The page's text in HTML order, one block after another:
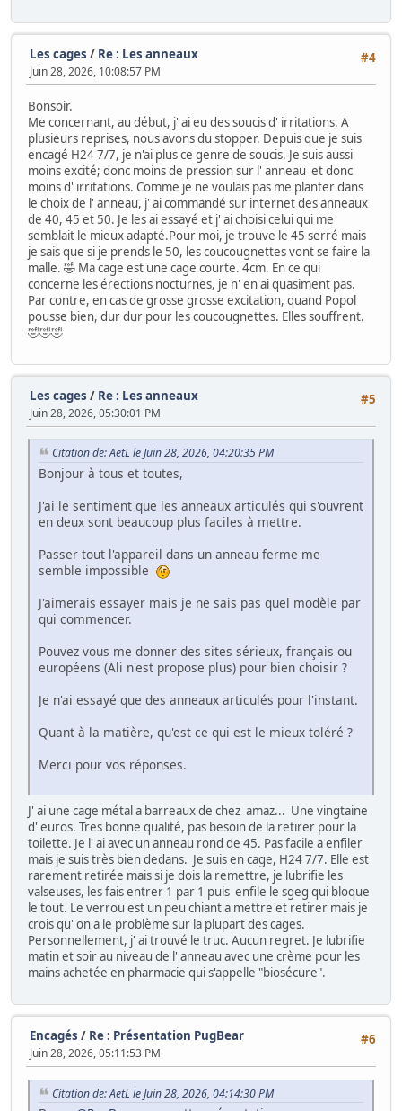
#4
Les cages / Re : Les anneaux
Juin 28, 2026, 10:08:57 PM
Bonsoir.
Me concernant, au début, j' ai eu des soucis d' irritations. A
plusieurs reprises, nous avons du stopper. Depuis que je suis
encagé H24 7/7, je n'ai plus ce genre de soucis. Je suis aussi
moins excité; donc moins de pression sur l' anneau et donc
moins d' irritations. Comme je ne voulais pas me planter dans
le choix de l' anneau, j' ai commandé sur internet des anneaux
de 40, 45 et 50. Je les ai essayé et j' ai choisi celui qui me
semblait le mieux adapté.Pour moi, je trouve le 45 serré mais
je sais que si je prends le 50, les coucougnettes vont se faire la
malle. 🤣 Ma cage est une cage courte. 4cm. En ce qui
concerne les érections nocturnes, je n' en ai quasiment pas.
Par contre, en cas de grosse grosse excitation, quand Popol
pousse bien, dur dur pour les coucougnettes. Elles souffrent.
🤣🤣🤣
#5
Les cages / Re : Les anneaux
Juin 28, 2026, 05:30:01 PM
Citation de: AetL le Juin 28, 2026, 04:20:35 PM
Bonjour à tous et toutes,
J'ai le sentiment que les anneaux articulés qui s'ouvrent
en deux sont beaucoup plus faciles à mettre.
Passer tout l'appareil dans un anneau ferme me
semble impossible
J'aimerais essayer mais je ne sais pas quel modèle par
qui commencer.
Pouvez vous me donner des sites sérieux, français ou
européens (Ali n'est propose plus) pour bien choisir ?
Je n'ai essayé que des anneaux articulés pour l'instant.
Quant à la matière, qu'est ce qui est le mieux toléré ?
Merci pour vos réponses.
J' ai une cage métal a barreaux de chez amaz... Une vingtaine
d' euros. Tres bonne qualité, pas besoin de la retirer pour la
toilette. Je l' ai avec un anneau rond de 45. Pas facile a enfiler
mais je suis très bien dedans. Je suis en cage, H24 7/7. Elle est
rarement retirée mais si je dois la remettre, je lubrifie les
valseuses, les fais entrer 1 par 1 puis enfile le sgeg qui bloque
le tout. Le verrou est un peu chiant a mettre et retirer mais je
crois qu' on a le problème sur la plupart des cages.
Personnellement, j' ai trouvé le truc. Aucun regret. Je lubrifie
matin et soir au niveau de l' anneau avec une crème pour les
mains achetée en pharmacie qui s'appelle "biosécure".
#6
Encagés / Re : Présentation PugBear
Juin 28, 2026, 05:11:53 PM
Citation de: AetL le Juin 28, 2026, 04:14:30 PM